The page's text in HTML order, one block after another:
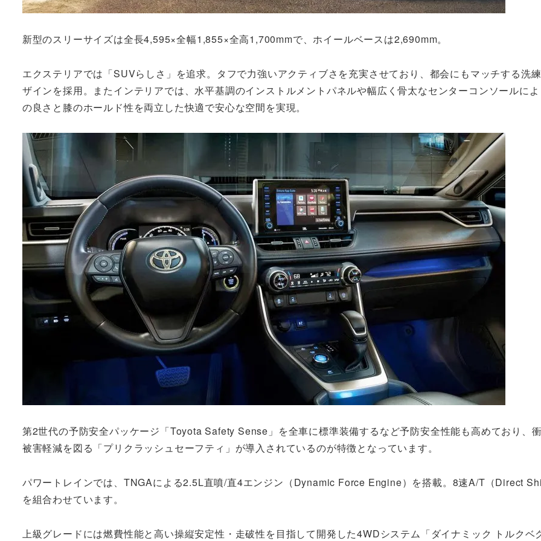
新型のスリーサイズは全長4,595×全幅1,855×全高1,700mmで、ホイールベースは2,690mm。
エクステリアでは「SUVらしさ」を追求。タフで力強いアクティブさを充実させており、都会にもマッチする洗
ザインを採用。またインテリアでは、水平基調のインストルメントパネルや幅広く骨太なセンターコンソールに
の良さと膝のホールド性を両立した快適で安心な空間を実現。
第2世代の予防安全パッケージ「Toyota Safety Sense」を全車に標準装備するなど予防安全性能も高めており、
被害軽減を図る「プリクラッシュセーフティ」が導入されているのが特徴となっています。
パワートレインでは、TNGAによる2.5L直噴/直4エンジン（Dynamic Force Engine）を搭載。8速A/T（Direct
を組合わせています。
上級グレードには燃費性能と高い操縦安定性・走破性を目指して開発した4WDシステム「ダイナミック トルクベ